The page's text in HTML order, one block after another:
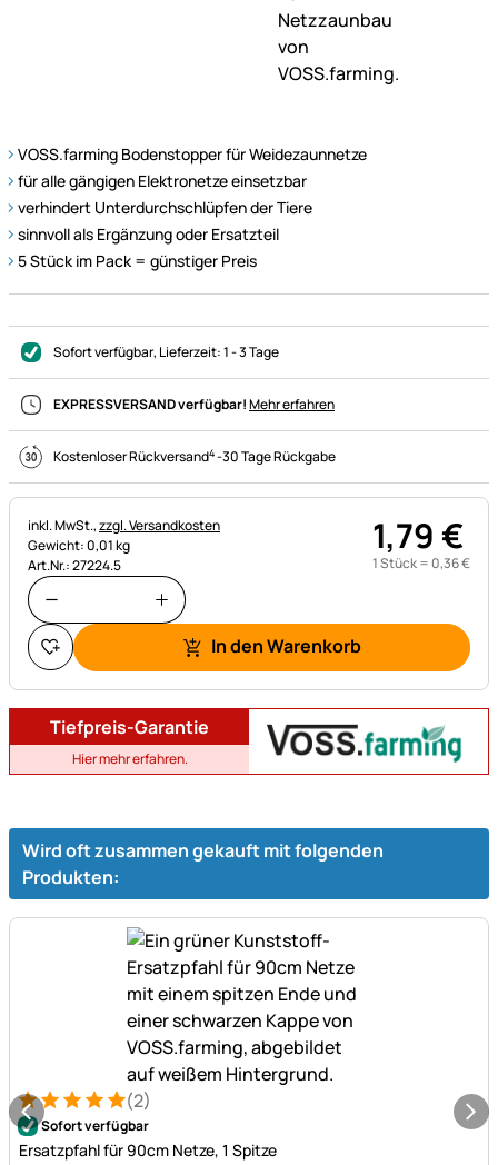
VOSS.farming Bodenstopper für Weidezaunnetze
für alle gängigen Elektronetze einsetzbar
verhindert Unterdurchschlüpfen der Tiere
sinnvoll als Ergänzung oder Ersatzteil
5 Stück im Pack = günstiger Preis
Sofort verfügbar, Lieferzeit:1 - 3 Tage
EXPRESSVERSAND verfügbar!Mehr erfahren
Kostenloser Rückversand4-30 Tage Rückgabe
Steuerhinweis:
inkl. MwSt.,zzgl. Versandkosten
Gewicht: 0,01 kg
Art.Nr.: 27224.5
1,79€
1 Stück = 0,36€
In den Warenkorb
Tiefpreis-Garantie
Hier mehr erfahren.
Wird oft zusammen gekauft mit folgenden
Produkten:
Bewertung: 5 von 5 (2 Bewertungen)
2 Bewertungen
(2)
Sofort verfügbar
Ersatzpfahl für 90cm Netze, 1 Spitze